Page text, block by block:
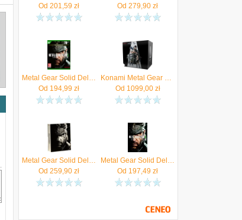
Od 201,59 zł
Od 279,90 zł
Metal Gear Solid Delta Snake Eater (Gra Xbox Series X)
Od 194,99 zł
Konami Metal Gear Solid Delta: Snake Eater Collectors Box
Od 1099,00zł
Metal Gear Solid Delta Snake Eater Edycja Deluxe (Gra PS5)
Od 259,90 zł
Metal Gear Solid Delta Snake Eater Pre-Order Bonus (Xbox One Key)
Od 197,49 zł